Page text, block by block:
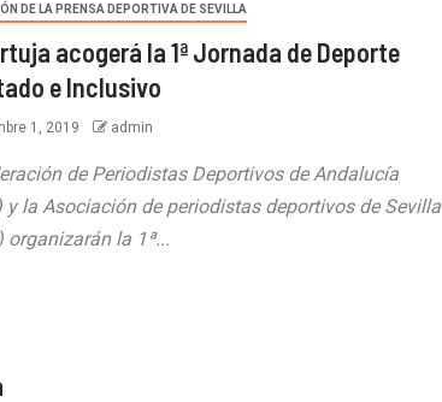
DE LA PRENSA DEPORTIVA DE SEVILLA
acogerá la 1ª Jornada de Deporte
e Inclusivo
1, 2019 admin
de Periodistas Deportivos de Andalucía
y la Asociación de periodistas deportivos de Sevilla
organizarán la 1ª...